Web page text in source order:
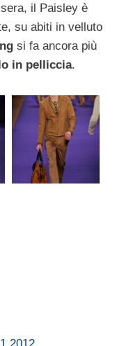
il Paisley è
su abiti in velluto
si fa ancora più
in pelliccia.